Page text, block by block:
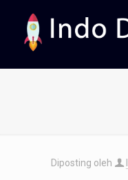
Diposting oleh